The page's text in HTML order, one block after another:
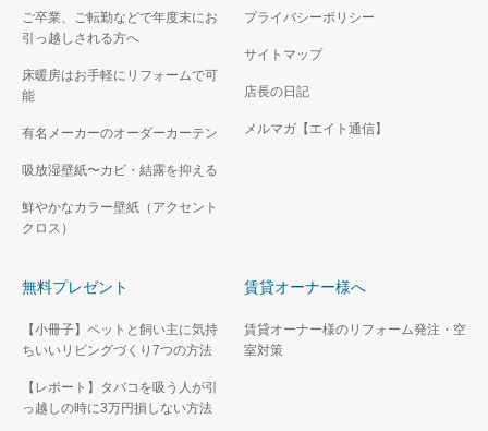
ご卒業、ご転勤などで年度末にお
引っ越しされる方へ
床暖房はお手軽にリフォームで可
能
有名メーカーのオーダーカーテン
吸放湿壁紙〜カビ・結露を抑える
鮮やかなカラー壁紙（アクセント
クロス）
プライバシーポリシー
サイトマップ
店長の日記
メルマガ【エイト通信】
無料プレゼント
【小冊子】ペットと飼い主に気持
ちいいリビングづくり7つの方法
【レポート】タバコを吸う人が引
っ越しの時に3万円損しない方法
賃貸オーナー様へ
賃貸オーナー様のリフォーム発注・空
室対策